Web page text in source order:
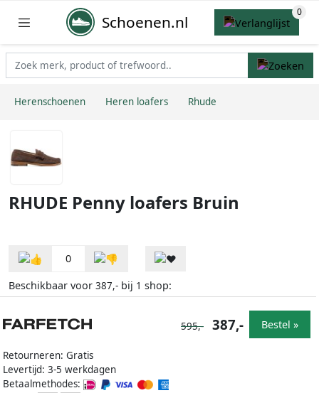
Schoenen.nl
Herenschoenen Heren loafers Rhude
RHUDE Penny loafers Bruin
0
Beschikbaar voor 387,- bij 1 shop:
Retourneren: Gratis
Levertijd: 3-5 werkdagen
Betaalmethodes:
595,- 387,- Bestel »